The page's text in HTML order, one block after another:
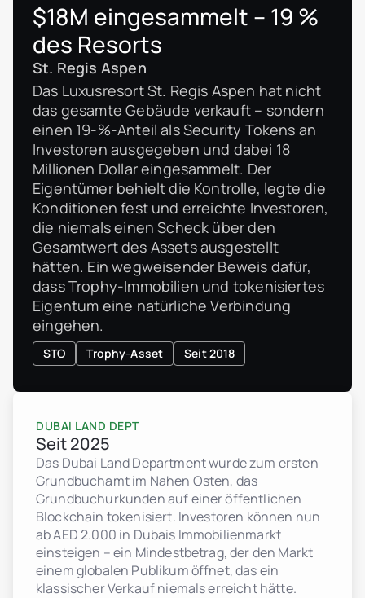
$18M eingesammelt – 19 %
des Resorts
St. Regis Aspen
Das Luxusresort St. Regis Aspen hat nicht
das gesamte Gebäude verkauft – sondern
einen 19-%-Anteil als Security Tokens an
Investoren ausgegeben und dabei 18
Millionen Dollar eingesammelt. Der
Eigentümer behielt die Kontrolle, legte die
Konditionen fest und erreichte Investoren,
die niemals einen Scheck über den
Gesamtwert des Assets ausgestellt
hätten. Ein wegweisender Beweis dafür,
dass Trophy-Immobilien und tokenisiertes
Eigentum eine natürliche Verbindung
eingehen.
STO Trophy-Asset Seit 2018
DUBAI LAND DEPT
Seit 2025
Das Dubai Land Department wurde zum ersten
Grundbuchamt im Nahen Osten, das
Grundbuchurkunden auf einer öffentlichen
Blockchain tokenisiert. Investoren können nun
ab AED 2.000 in Dubais Immobilienmarkt
einsteigen – ein Mindestbetrag, der den Markt
einem globalen Publikum öffnet, das ein
klassischer Verkauf niemals erreicht hätte.